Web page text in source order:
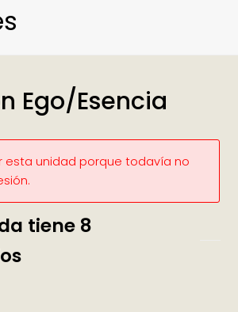
Ego/Esencia
esta unidad porque todavía no
tiene 8